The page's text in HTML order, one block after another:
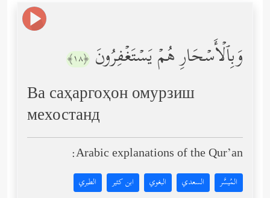
وَبِٱلۡأَسۡحَارِ هُمۡ یَسۡتَغۡفِرُونَ ﴿١٨﴾
Ва саҳаргоҳон омурзиш
мехостанд
Arabic explanations of the Qur’an:
المُيسَّر السعدي البغوي ابن كثير الطبري